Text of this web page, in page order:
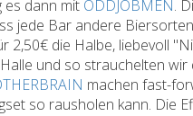
es dann mit ODDJOBMEN.
jede Bar andere
2,50€ die Halbe, liebevoll
und so strauchelten
machen fast-
so rausholen kann. Die